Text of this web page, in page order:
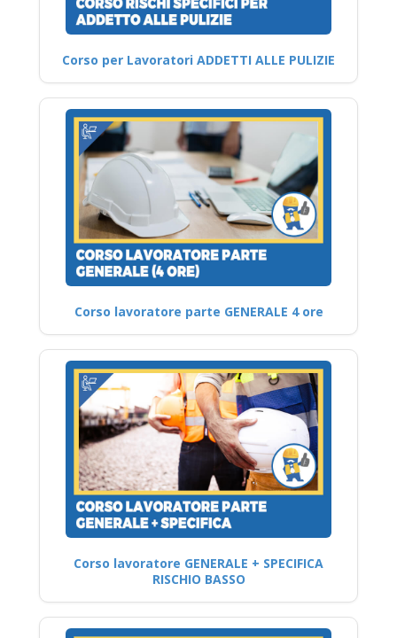
Corso per Lavoratori ADDETTI ALLE PULIZIE
Corso lavoratore parte GENERALE 4 ore
Corso lavoratore GENERALE + SPECIFICA
RISCHIO BASSO